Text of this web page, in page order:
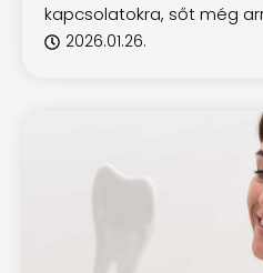
kapcsolatokra, sőt még
2026.01.26.